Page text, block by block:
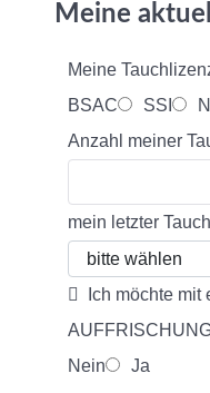
Meine
Meine
BSAC
SSI
Anzahl meiner
mein letzter
Ich möchte mit
Nein
Ja